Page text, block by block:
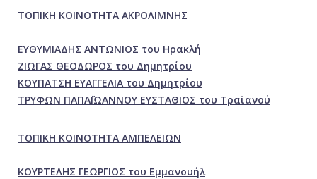
ΤΟΠΙΚΗ ΚΟΙΝΟΤΗΤΑ ΑΚΡΟΛΙΜΝΗΣ
ΕΥΘΥΜΙΑΔΗΣ ΑΝΤΩΝΙΟΣ του Ηρακλή
ΖΙΩΓΑΣ ΘΕΟΔΩΡΟΣ του Δημητρίου
ΚΟΥΠΑΤΣΗ ΕΥΑΓΓΕΛΙΑ του Δημητρίου
ΤΡΥΦΩΝ ΠΑΠΑΪΩΑΝΝΟΥ ΕΥΣΤΑΘΙΟΣ του Τραϊανού
ΤΟΠΙΚΗ ΚΟΙΝΟΤΗΤΑ ΑΜΠΕΛΕΙΩΝ
ΚΟΥΡΤΕΛΗΣ ΓΕΩΡΓΙΟΣ του Εμμανουήλ